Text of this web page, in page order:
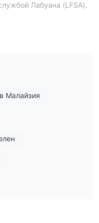
Лабуана (LFSA).
инвестиционных
Малайзия